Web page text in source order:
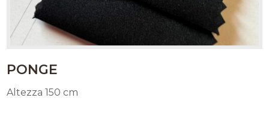
PONGE
Altezza 150 cm